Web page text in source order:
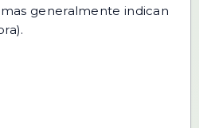
generalmente indican